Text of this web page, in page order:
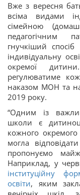
Вже з вересня
всіма видами
сімейною
педагогічним
гнучкіший
індивідуальну
окремої
регулюватиме
наказом МОН та
2019 року.
“Одним із
школи є
кожного
могла
пропонуємо
Наприклад, у
інституційну
освіти, яким